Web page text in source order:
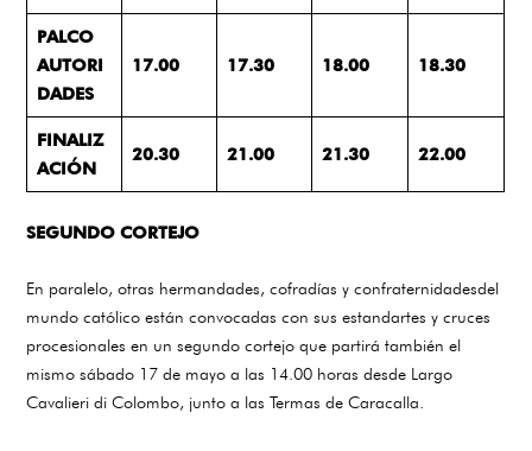
PALCO
AUTORI
DADES
17.00 17.30 18.00 18.30
FINALIZ
ACIÓN
20.30 21.00 21.30 22.00
SEGUNDO CORTEJO
En paralelo, otras hermandades, cofradías y confraternidadesdel
mundo católico están convocadas con sus estandartes y cruces
procesionales en un segundo cortejo que partirá también el
mismo sábado 17 de mayo a las 14.00 horas desde Largo
Cavalieri di Colombo, junto a las Termas de Caracalla.